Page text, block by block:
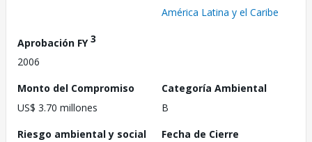
América Latina y el Caribe
Aprobación FY3
2006
Monto del Compromiso
US$ 3.70 millones
Categoría Ambiental
B
Riesgo ambiental y social
Fecha de Cierre